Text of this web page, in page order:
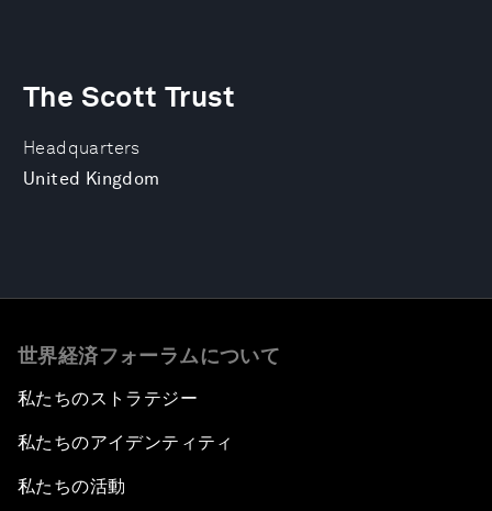
Headquarters
United Kingdom
The Scott Trust
世界経済フォーラムについて
私たちのストラテジー
私たちのアイデンティティ
私たちの活動